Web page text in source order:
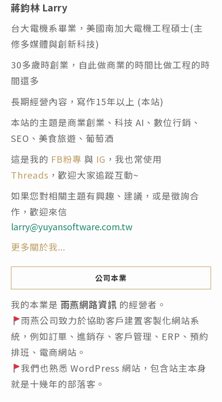
蔣鈞林 Larry
台大電機系畢業，美國南加大電機工程碩士(主
修多媒體與創新科技)
30多歲時創業，自此做商業的時間比做工程的時
間還多
長期經營內容，寫作15年以上 (本站)
本站的主題是商業創業、科技 AI、數位行銷、
SEO、美食旅遊、葡萄酒
這是我的 FB粉專 與 IG ，我也常使用
Threads ，歡迎大家追蹤互動~
如果您對相關主題有興趣、建議，或是徵詢合
作，歡迎來信
larry@yuyansoftware.com.tw
更多關於我...
公司本業
我的本業是 雨燕網路資訊 的經營者。
雨燕公司致力於協助客戶建置客製化網站系
統，例如訂單、進銷存、客戶管理、ERP、預約
排班、電商網站。
我們也熟悉 WordPress 網站，包含站主本身
就是十幾年的部落客。